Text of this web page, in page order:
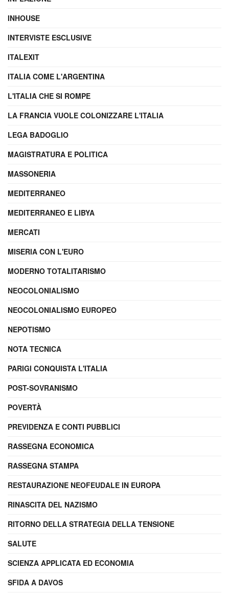
INHOUSE
INTERVISTE ESCLUSIVE
ITALEXIT
ITALIA COME L'ARGENTINA
L'ITALIA CHE SI ROMPE
LA FRANCIA VUOLE COLONIZZARE L'ITALIA
LEGA BADOGLIO
MAGISTRATURA E POLITICA
MASSONERIA
MEDITERRANEO
MEDITERRANEO E LIBYA
MERCATI
MISERIA CON L'EURO
MODERNO TOTALITARISMO
NEOCOLONIALISMO
NEOCOLONIALISMO EUROPEO
NEPOTISMO
NOTA TECNICA
PARIGI CONQUISTA L'ITALIA
POST-SOVRANISMO
POVERTÀ
PREVIDENZA E CONTI PUBBLICI
RASSEGNA ECONOMICA
RASSEGNA STAMPA
RESTAURAZIONE NEOFEUDALE IN EUROPA
RINASCITA DEL NAZISMO
RITORNO DELLA STRATEGIA DELLA TENSIONE
SALUTE
SCIENZA APPLICATA ED ECONOMIA
SFIDA A DAVOS